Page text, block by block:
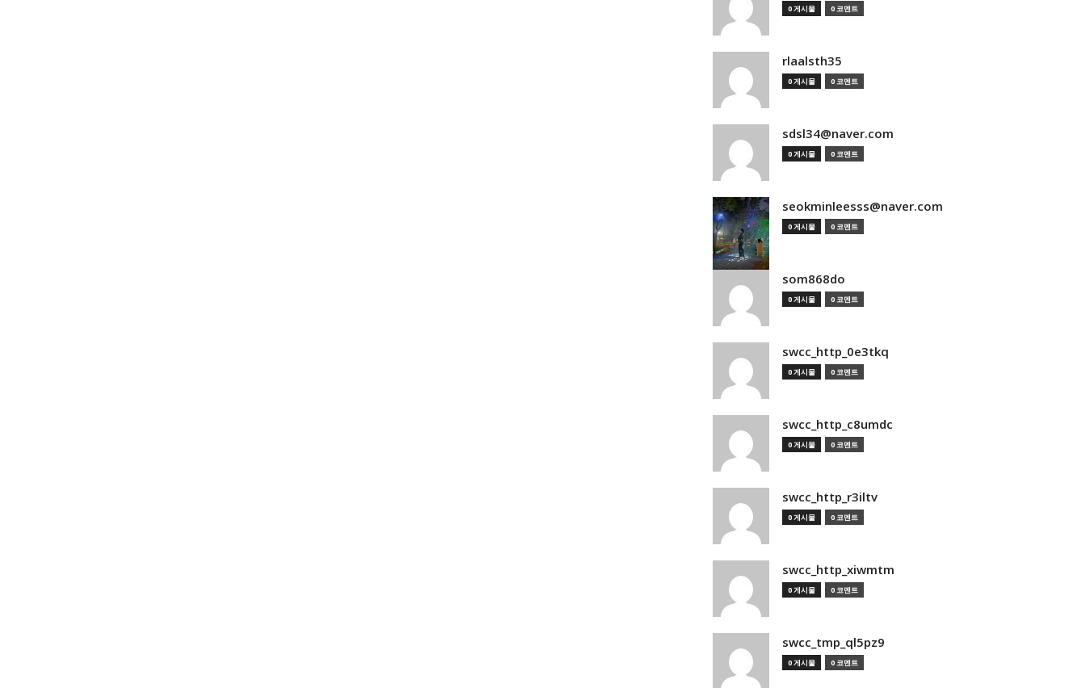
0 게시물 0 코멘트
rlaalsth35
0 게시물 0 코멘트
sdsl34@naver.com
0 게시물 0 코멘트
seokminleesss@naver.com
0 게시물 0 코멘트
som868do
0 게시물 0 코멘트
swcc_http_0e3tkq
0 게시물 0 코멘트
swcc_http_c8umdc
0 게시물 0 코멘트
swcc_http_r3iltv
0 게시물 0 코멘트
swcc_http_xiwmtm
0 게시물 0 코멘트
swcc_tmp_ql5pz9
0 게시물 0 코멘트